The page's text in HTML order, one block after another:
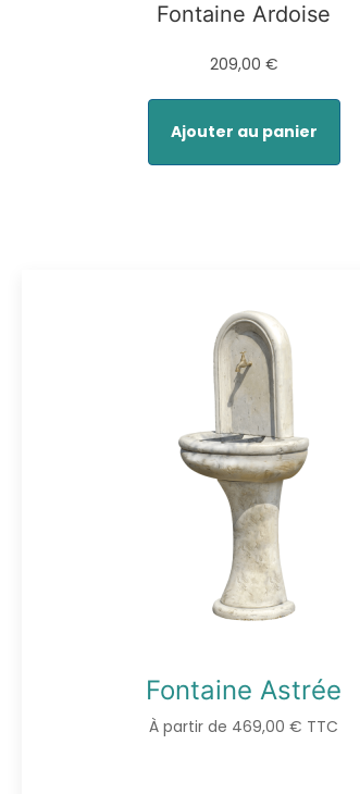
Fontaine Ardoise
209,00 €
Ajouter au panier
Fontaine Astrée
À partir de 469,00 € TTC